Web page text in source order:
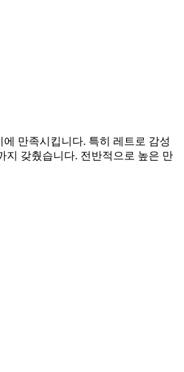
만족시킵니다. 특히 레트로 감성
지 갖췄습니다. 전반적으로 높은 만